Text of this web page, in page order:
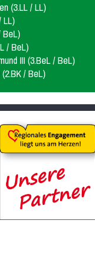
(3.LL / LL)
LL)
BeL)
/ BeL)
III (3.BeL / BeL)
/ BeL)